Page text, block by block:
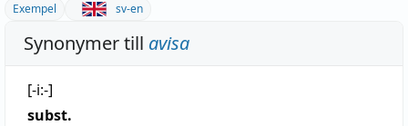
Exempel sv-en
Synonymer till avisa
Uttal:
[-i:-]
subst.